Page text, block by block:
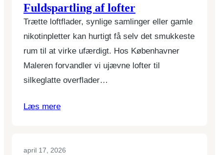
Fuldspartling af lofter
Trætte loftflader, synlige samlinger eller gamle
nikotinpletter kan hurtigt få selv det smukkeste
rum til at virke ufærdigt. Hos Københavner
Maleren forvandler vi ujævne lofter til
silkeglatte overflader…
Læs mere
april 17, 2026